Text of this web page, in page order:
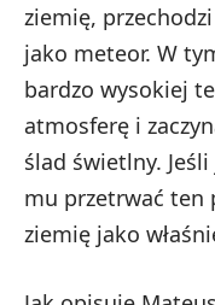
ziemię,
jako meteor. W
bardzo wysokiej
atmosferę i
ślad świetlny.
mu przetrwać ten
ziemię jako